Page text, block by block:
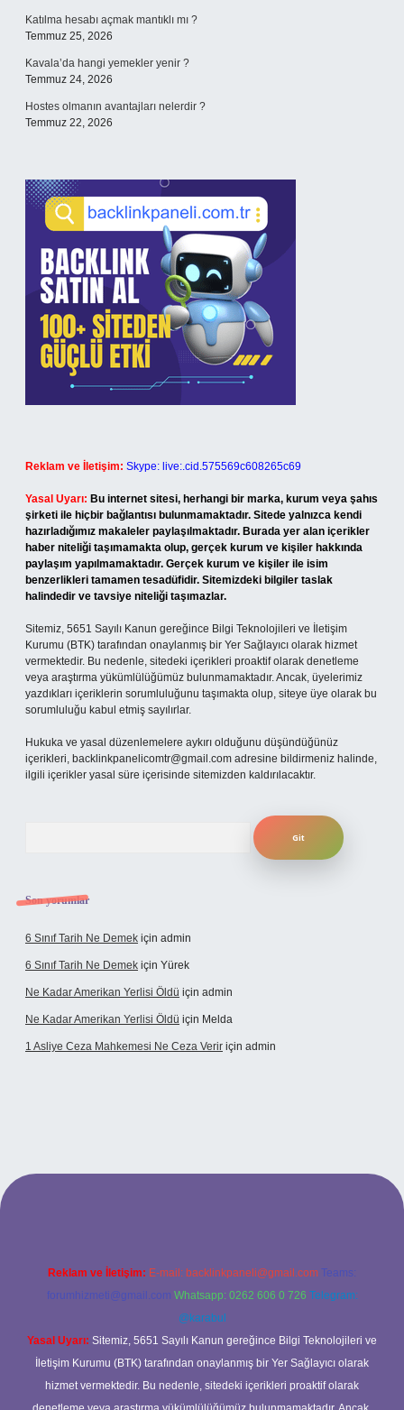
Katılma hesabı açmak mantıklı mı ?
Temmuz 25, 2026
Kavala’da hangi yemekler yenir ?
Temmuz 24, 2026
Hostes olmanın avantajları nelerdir ?
Temmuz 22, 2026
Reklam ve İletişim: Skype: live:.cid.575569c608265c69
Yasal Uyarı: Bu internet sitesi, herhangi bir marka, kurum veya şahıs
şirketi ile hiçbir bağlantısı bulunmamaktadır. Sitede yalnızca kendi
hazırladığımız makaleler paylaşılmaktadır. Burada yer alan içerikler
haber niteliği taşımamakta olup, gerçek kurum ve kişiler hakkında
paylaşım yapılmamaktadır. Gerçek kurum ve kişiler ile isim
benzerlikleri tamamen tesadüfidir. Sitemizdeki bilgiler taslak
halindedir ve tavsiye niteliği taşımazlar.
Sitemiz, 5651 Sayılı Kanun gereğince Bilgi Teknolojileri ve İletişim
Kurumu (BTK) tarafından onaylanmış bir Yer Sağlayıcı olarak hizmet
vermektedir. Bu nedenle, sitedeki içerikleri proaktif olarak denetleme
veya araştırma yükümlülüğümüz bulunmamaktadır. Ancak, üyelerimiz
yazdıkları içeriklerin sorumluluğunu taşımakta olup, siteye üye olarak bu
sorumluluğu kabul etmiş sayılırlar.
Hukuka ve yasal düzenlemelere aykırı olduğunu düşündüğünüz
içerikleri, backlinkpanelicomtr@gmail.com adresine bildirmeniz halinde,
ilgili içerikler yasal süre içerisinde sitemizden kaldırılacaktır.
Son yorumlar
6 Sınıf Tarih Ne Demek için admin
6 Sınıf Tarih Ne Demek için Yürek
Ne Kadar Amerikan Yerlisi Öldü için admin
Ne Kadar Amerikan Yerlisi Öldü için Melda
1 Asliye Ceza Mahkemesi Ne Ceza Verir için admin
Reklam ve İletişim: E-mail: backlinkpaneli@gmail.com Teams:
forumhizmeti@gmail.com Whatsapp: 0262 606 0 726 Telegram:
@karabul
Yasal Uyarı: Sitemiz, 5651 Sayılı Kanun gereğince Bilgi Teknolojileri ve
İletişim Kurumu (BTK) tarafından onaylanmış bir Yer Sağlayıcı olarak
hizmet vermektedir. Bu nedenle, sitedeki içerikleri proaktif olarak